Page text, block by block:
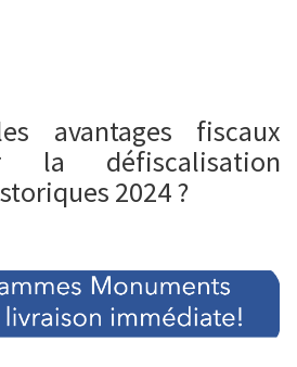
avantages fiscaux
la défiscalisation
2024 ?